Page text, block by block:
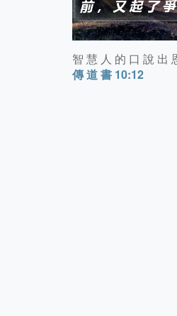
智 慧 人 的 口 說 出
傳 道 書 10:12